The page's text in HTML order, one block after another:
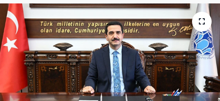
Sağlık
Spor
Teknoloji
Yaşam